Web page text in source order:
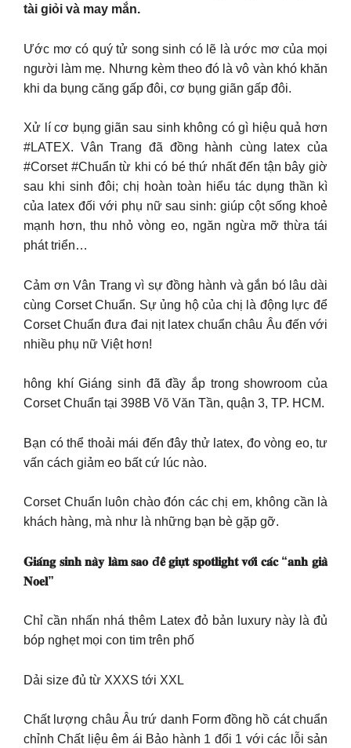
tài giỏi và may mắn.
Ước mơ có quý tử song sinh có lẽ là ước mơ của mọi
người làm mẹ. Nhưng kèm theo đó là vô vàn khó khăn
khi da bụng căng gấp đôi, cơ bụng giãn gấp đôi.
Xử lí cơ bụng giãn sau sinh không có gì hiệu quả hơn
#LATEX. Vân Trang đã đồng hành cùng latex của
#Corset #Chuẩn từ khi có bé thứ nhất đến tận bây giờ
sau khi sinh đôi; chị hoàn toàn hiểu tác dụng thần kì
của latex đối với phụ nữ sau sinh: giúp cột sống khoẻ
mạnh hơn, thu nhỏ vòng eo, ngăn ngừa mỡ thừa tái
phát triển…
Cảm ơn Vân Trang vì sự đồng hành và gắn bó lâu dài
cùng Corset Chuẩn. Sự ủng hộ của chị là động lực để
Corset Chuẩn đưa đai nịt latex chuẩn châu Âu đến với
nhiều phụ nữ Việt hơn!
hông khí Giáng sinh đã đầy ắp trong showroom của
Corset Chuẩn tại 398B Võ Văn Tần, quận 3, TP. HCM.
Bạn có thể thoải mái đến đây thử latex, đo vòng eo, tư
vấn cách giảm eo bất cứ lúc nào.
Corset Chuẩn luôn chào đón các chị em, không cần là
khách hàng, mà như là những bạn bè gặp gỡ.
𝐆𝐢𝐚́𝐧𝐠 𝐬𝐢𝐧𝐡 𝐧𝐚̀𝐲 𝐥𝐚̀𝐦 𝐬𝐚𝐨 đ𝐞̂̉ 𝐠𝐢𝐮̛̣𝐭 𝐬𝐩𝐨𝐭𝐥𝐢𝐠𝐡𝐭 𝐯𝐨̛́𝐢 𝐜𝐚́𝐜 “𝐚𝐧𝐡 𝐠𝐢𝐚̀
𝐍𝐨𝐞𝐥”
Chỉ cần nhấn nhá thêm Latex đỏ bản luxury này là đủ
bóp nghẹt mọi con tim trên phố
Dải size đủ từ XXXS tới XXL
Chất lượng châu Âu trứ danh Form đồng hồ cát chuẩn
chỉnh Chất liệu êm ái Bảo hành 1 đổi 1 với các lỗi sản